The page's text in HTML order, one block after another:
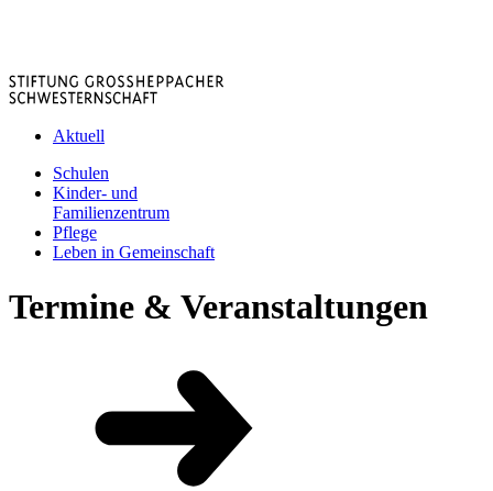
Aktuell
Schulen
Kinder- und
Familienzentrum
Pflege
Leben in Gemeinschaft
Termine & Veranstaltungen